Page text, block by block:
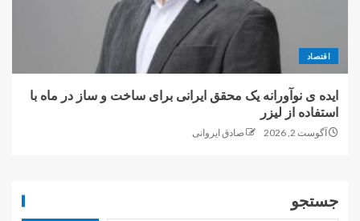
اقتصاد
ایده ی نوآورانه یک محقق ایرانی برای ساخت و ساز در ماه با
استفاده از لیزر
آگوست 2, 2026 صادق ایروانی
جستجو